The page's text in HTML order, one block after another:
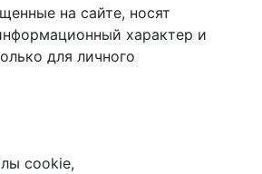
на сайте, носят
характер и
для личного
cookie,